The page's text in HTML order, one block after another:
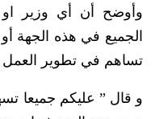
وأوضح أن أي وزير او
الجميع في هذه الجهة
تساهم في تطوير العمل
و قال ” عليكم جميعا